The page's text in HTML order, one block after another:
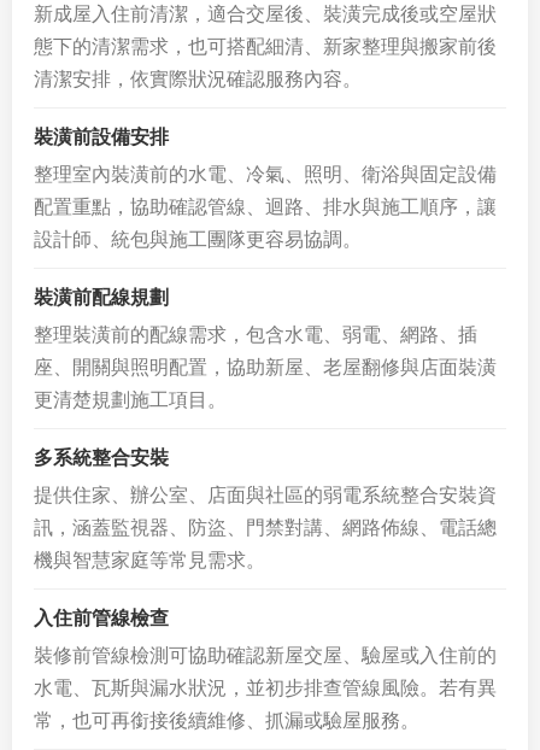
新成屋入住前清潔，適合交屋後、裝潢完成後或空屋狀
態下的清潔需求，也可搭配細清、新家整理與搬家前後
清潔安排，依實際狀況確認服務內容。
裝潢前設備安排
整理室內裝潢前的水電、冷氣、照明、衛浴與固定設備
配置重點，協助確認管線、迴路、排水與施工順序，讓
設計師、統包與施工團隊更容易協調。
裝潢前配線規劃
整理裝潢前的配線需求，包含水電、弱電、網路、插
座、開關與照明配置，協助新屋、老屋翻修與店面裝潢
更清楚規劃施工項目。
多系統整合安裝
提供住家、辦公室、店面與社區的弱電系統整合安裝資
訊，涵蓋監視器、防盜、門禁對講、網路佈線、電話總
機與智慧家庭等常見需求。
入住前管線檢查
裝修前管線檢測可協助確認新屋交屋、驗屋或入住前的
水電、瓦斯與漏水狀況，並初步排查管線風險。若有異
常，也可再銜接後續維修、抓漏或驗屋服務。